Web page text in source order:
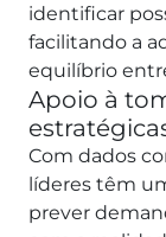
identificar
facilitando a
equilíbrio
Apoio à
Com dados
líderes têm
prever